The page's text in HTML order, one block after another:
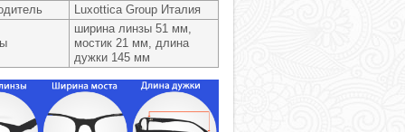
Luxottica Group Италия
ширина линзы 51 мм,
мостик 21 мм, длина
дужки 145 мм